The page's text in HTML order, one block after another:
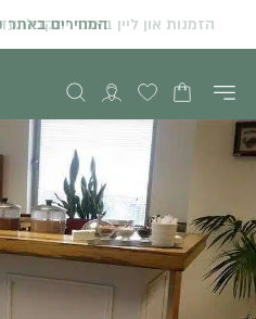
הזמנות און ליין באתר יתקבלו
המחירים באתר